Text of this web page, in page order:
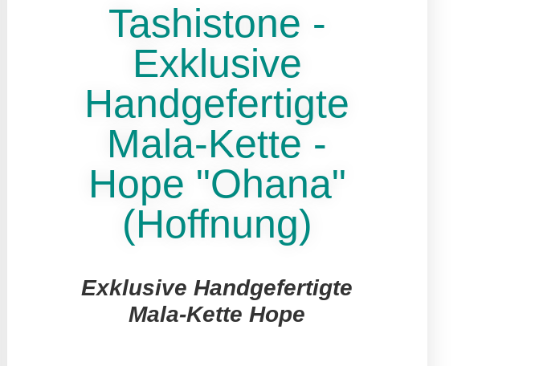
Tashistone -
Exklusive
Handgefertigte
Mala-Kette -
Hope "Ohana"
(Hoffnung)
Exklusive Handgefertigte
Mala-Kette Hope